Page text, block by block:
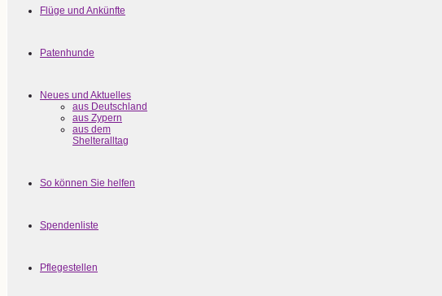
Flüge und Ankünfte
Patenhunde
Neues und Aktuelles
aus Deutschland
aus Zypern
aus dem
Shelteralltag
So können Sie helfen
Spendenliste
Pflegestellen